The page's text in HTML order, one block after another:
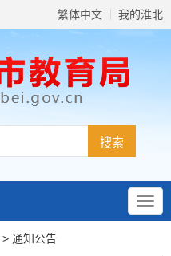
繁体中文 我的淮北
> 通知公告